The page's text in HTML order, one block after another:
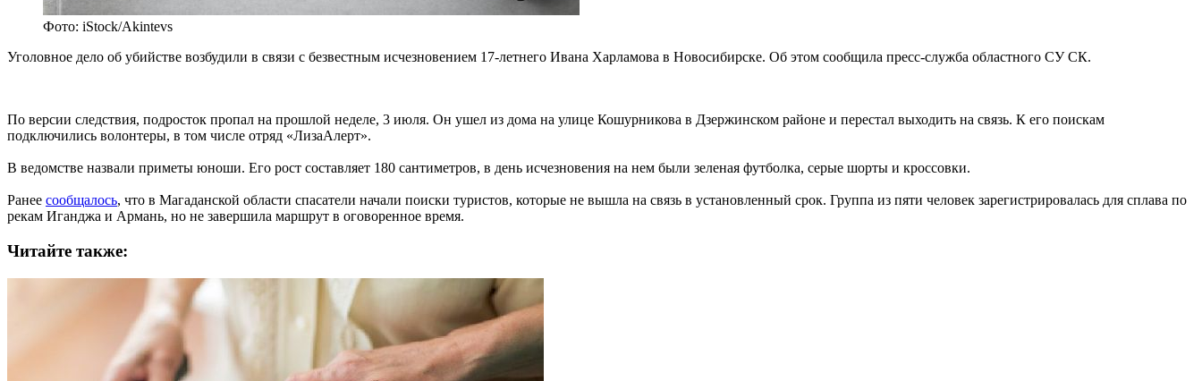
Фото: iStock/Akintevs
Уголовное дело об убийстве возбудили в связи с безвестным исчезновением 17-летнего Ивана Харламова в Новосибирске. Об этом сообщила пресс-служба областного СУ СК.
По версии следствия, подросток пропал на прошлой неделе, 3 июля. Он ушел из дома на улице Кошурникова в Дзержинском районе и перестал выходить на связь. К его поискам
подключились волонтеры, в том числе отряд «ЛизаАлерт».
В ведомстве назвали приметы юноши. Его рост составляет 180 сантиметров, в день исчезновения на нем были зеленая футболка, серые шорты и кроссовки.
Ранее сообщалось, что в Магаданской области спасатели начали поиски туристов, которые не вышла на связь в установленный срок. Группа из пяти человек зарегистрировалась для сплава по
рекам Иганджа и Армань, но не завершила маршрут в оговоренное время.
Читайте также: